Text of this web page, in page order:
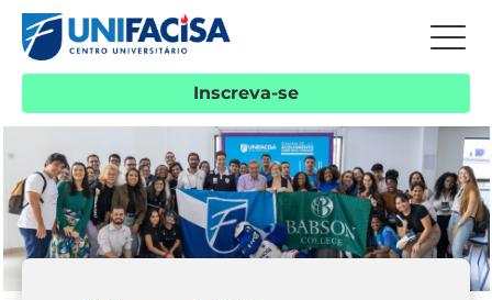
Inscreva-se